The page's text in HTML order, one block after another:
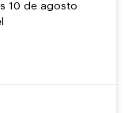
10 de agosto